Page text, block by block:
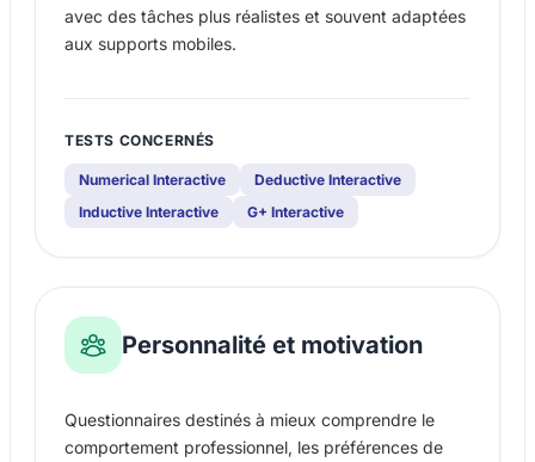
avec des tâches plus réalistes et souvent adaptées
aux supports mobiles.
TESTS CONCERNÉS
Numerical Interactive
Deductive Interactive
Inductive Interactive
G+ Interactive
Personnalité et motivation
Questionnaires destinés à mieux comprendre le
comportement professionnel, les préférences de